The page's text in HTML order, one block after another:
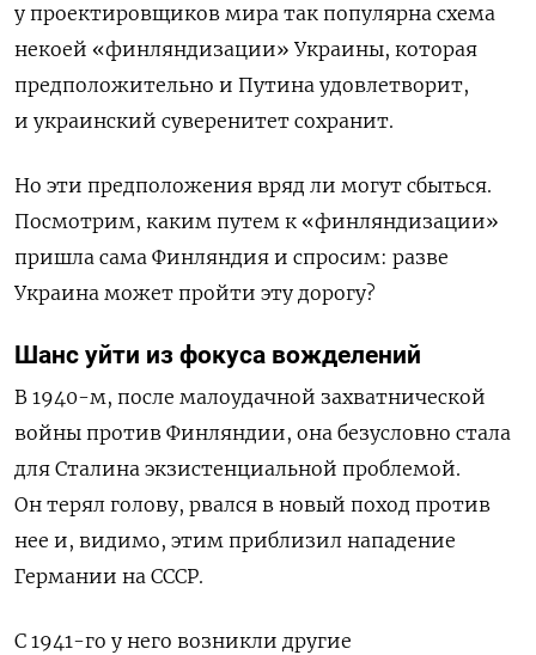
у проектировщиков мира так популярна схема
некоей «финляндизации» Украины, которая
предположительно и Путина удовлетворит,
и украинский суверенитет сохранит.
Но эти предположения вряд ли могут сбыться.
Посмотрим, каким путем к «финляндизации»
пришла сама Финляндия и спросим: разве
Украина может пройти эту дорогу?
Шанс уйти из фокуса вожделений
В 1940-м, после малоудачной захватнической
войны против Финляндии, она безусловно стала
для Сталина экзистенциальной проблемой.
Он терял голову, рвался в новый поход против
нее и, видимо, этим приблизил нападение
Германии на СССР.
С 1941-го у него возникли другие